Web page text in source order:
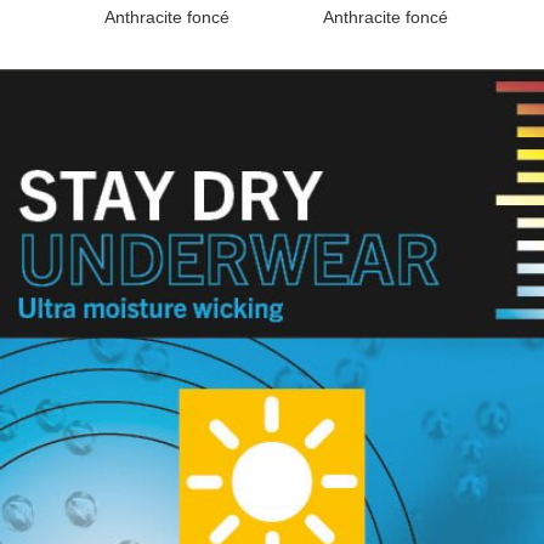
Anthracite foncé Anthracite foncé